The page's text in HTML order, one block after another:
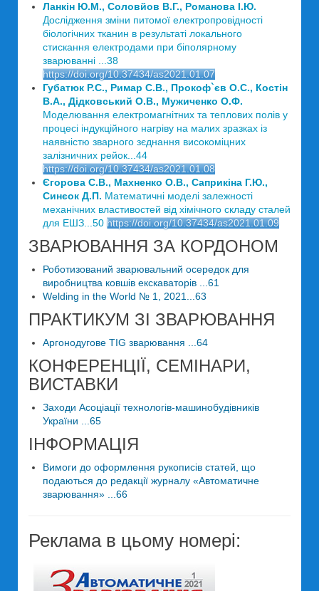
Ланкін Ю.М., Соловйов В.Г., Романова І.Ю.
Дослідження зміни питомої електропровідності
біологічних тканин в результаті локального
стискання електродами при біполярному
зварюванні ...38
https://doi.org/10.37434/as2021.01.07
Губатюк Р.С., Римар С.В., Прокоф`єв О.С., Костін
В.А., Дідковський О.В., Мужиченко О.Ф.
Моделювання електромагнітних та теплових полів у
процесі індукційного нагріву на малих зразках із
наявністю зварного зєднання високоміцних
залізничних рейок...44
https://doi.org/10.37434/as2021.01.08
Єгорова С.В., Махненко О.В., Саприкіна Г.Ю.,
Синєок Д.П. Математичні моделі залежності
механічних властивостей від хімічного складу сталей
для ЕШЗ...50 https://doi.org/10.37434/as2021.01.09
ЗВАРЮВАННЯ ЗА КОРДОНОМ
Роботизований зварювальний осередок для
виробництва ковшів екскаваторів ...61
Welding in the World № 1, 2021...63
ПРАКТИКУМ ЗІ ЗВАРЮВАННЯ
Аргонодугове TIG зварювання ...64
КОНФЕРЕНЦІЇ, СЕМІНАРИ,
ВИСТАВКИ
Заходи Асоціації технологів-машинобудівників
України ...65
ІНФОРМАЦІЯ
Вимоги до оформлення рукописів статей, що
подаються до редакції журналу «Автоматичне
зварювання» ...66
Реклама в цьому номері: